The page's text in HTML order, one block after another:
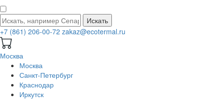
Искать
+7 (861) 206-00-72 zakaz@ecotermal.ru
Москва
Москва
Санкт-Петербург
Краснодар
Иркутск